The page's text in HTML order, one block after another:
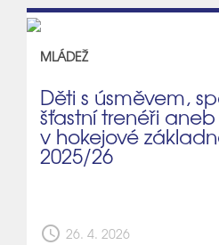
MLÁDEŽ
Děti s úsměvem,
šťastní trenéři
v hokejové
2025/26
schedule 26. 4. 2026